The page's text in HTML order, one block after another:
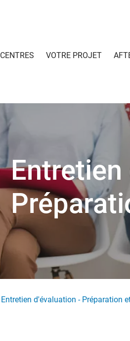
CENTRES VOTRE PROJET
Entretien d'évaluation - Préparation